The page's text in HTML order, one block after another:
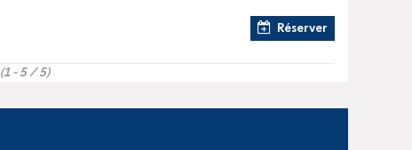
Réserver
(1 - 5 / 5)